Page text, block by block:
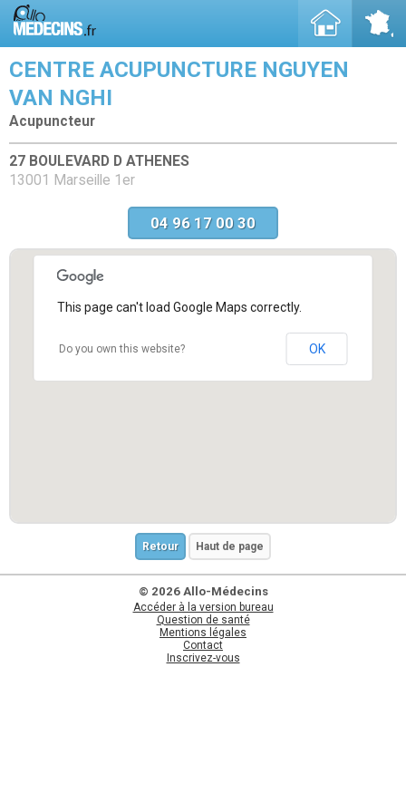
CENTRE ACUPUNCTURE NGUYEN
VAN NGHI
Acupuncteur
27 BOULEVARD D ATHENES
13001 Marseille 1er
04 96 17 00 30
This page can't load Google Maps correctly.
Do you own this website? OK
Retour Haut de page
© 2026 Allo-Médecins
Accéder à la version bureau
Question de santé
Mentions légales
Contact
Inscrivez-vous